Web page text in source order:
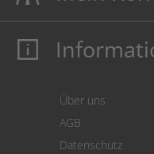
Mein Konto
Über uns
AGB
Datenschutz